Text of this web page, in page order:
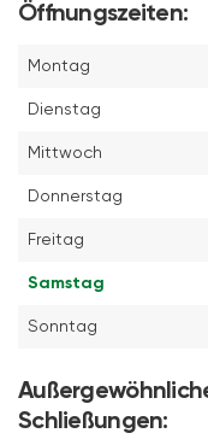
Öffnungszeiten:
Montag
Dienstag
Mittwoch
Donnerstag
Freitag
Samstag
Sonntag
Schließungen: